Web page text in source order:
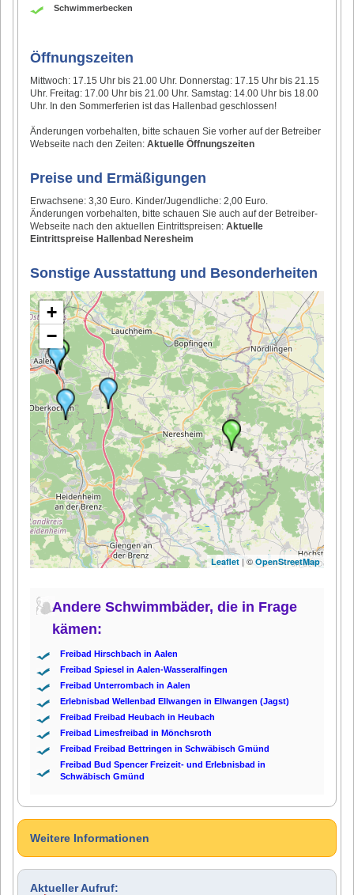
Schwimmerbecken
Öffnungszeiten
Mittwoch: 17.15 Uhr bis 21.00 Uhr. Donnerstag: 17.15 Uhr bis 21.15
Uhr. Freitag: 17.00 Uhr bis 21.00 Uhr. Samstag: 14.00 Uhr bis 18.00
Uhr. In den Sommerferien ist das Hallenbad geschlossen!
Änderungen vorbehalten, bitte schauen Sie vorher auf der Betreiber
Webseite nach den Zeiten:Aktuelle Öffnungszeiten
Preise und Ermäßigungen
Erwachsene: 3,30 Euro. Kinder/Jugendliche: 2,00 Euro.
Änderungen vorbehalten, bitte schauen Sie auch auf der Betreiber-
Webseite nach den aktuellen Eintrittspreisen:Aktuelle
Eintrittspreise Hallenbad Neresheim
Sonstige Ausstattung und Besonderheiten
+
−
Leaflet| © OpenStreetMap
Andere Schwimmbäder, die in Frage
kämen:
Freibad Hirschbach in Aalen
Freibad Spiesel in Aalen-Wasseralfingen
Freibad Unterrombach in Aalen
Erlebnisbad Wellenbad Ellwangen in Ellwangen (Jagst)
Freibad Freibad Heubach in Heubach
Freibad Limesfreibad in Mönchsroth
Freibad Freibad Bettringen in Schwäbisch Gmünd
Freibad Bud Spencer Freizeit- und Erlebnisbad in
Schwäbisch Gmünd
Weitere Informationen
Aktueller Aufruf: